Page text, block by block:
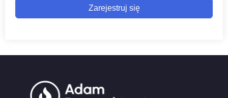
Zarejestruj się